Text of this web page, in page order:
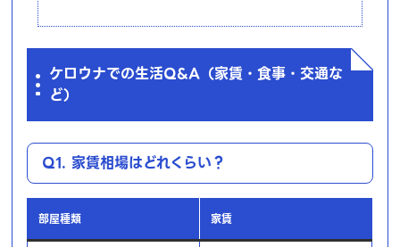
ケロウナでの生活Q&A（家賃・食事・交通な
ど）
Q1. 家賃相場はどれくらい？
部屋種類 家賃